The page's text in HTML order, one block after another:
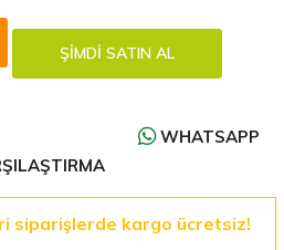
WHATSAPP
siparişlerde kargo ücretsiz!